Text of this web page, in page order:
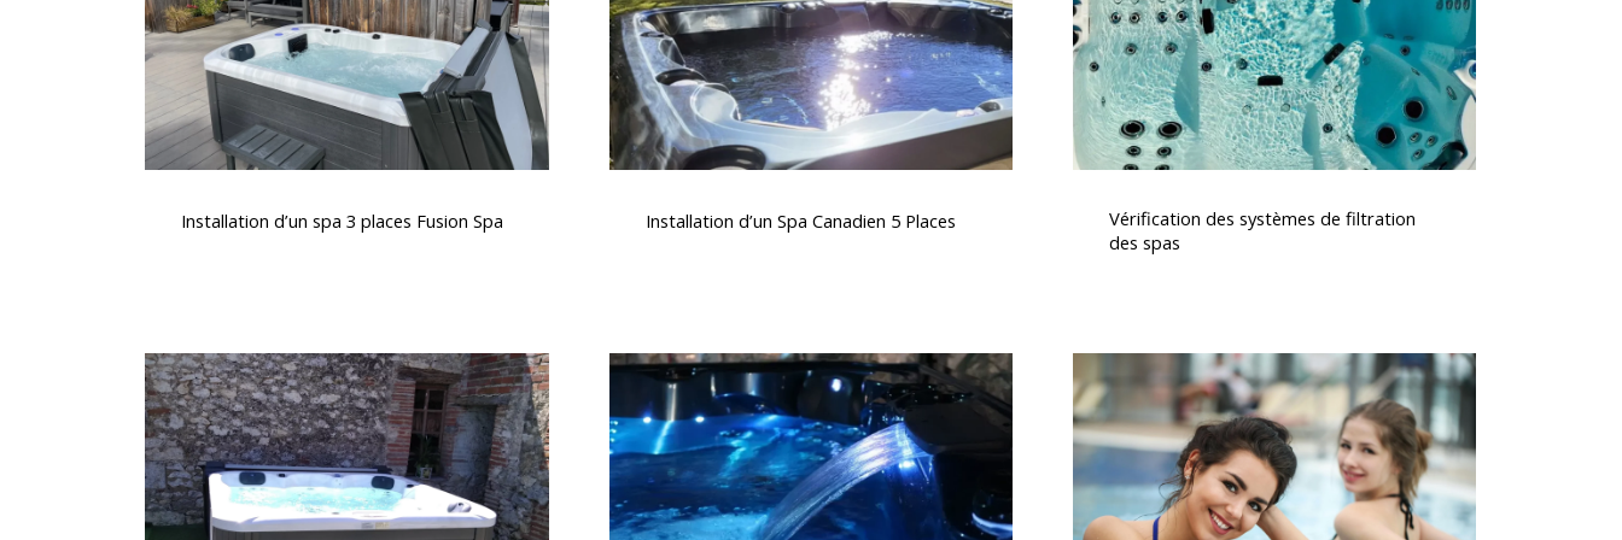
Fusion
Spa
d’un
Spa
Installation d’un spa 3 places Fusion Spa
Places
d’unInstallation d’un Spa Canadien 5 Places
des
spas
systèmes
spas
Vérification des systèmes de filtration
des spas
Spa
5
places
dont
2
allongées
Spas
avec
massages
thérapeutiques
spa,
bien-
être
et
relaxation